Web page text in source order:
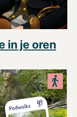
in je oren